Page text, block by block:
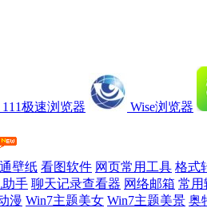
111极速浏览器 Wise浏览器
壁纸 看图软件 网页常用工具 格式
手 聊天记录查看器 网络邮箱 常用
漫 Win7主题美女 Win7主题美景 奥